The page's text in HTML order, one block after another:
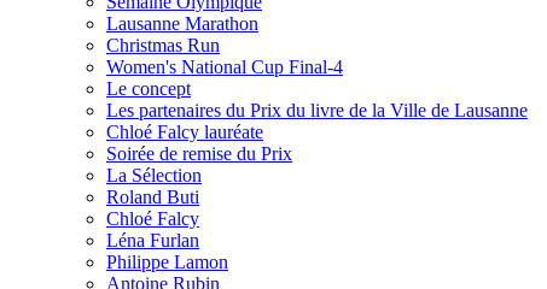
Lausanne Marathon
Christmas Run
Women's National Cup Final-4
Le concept
Les partenaires du Prix du livre de la Ville de Lausanne
Chloé Falcy lauréate
Soirée de remise du Prix
La Sélection
Roland Buti
Chloé Falcy
Léna Furlan
Philippe Lamon
Antoine Rubin